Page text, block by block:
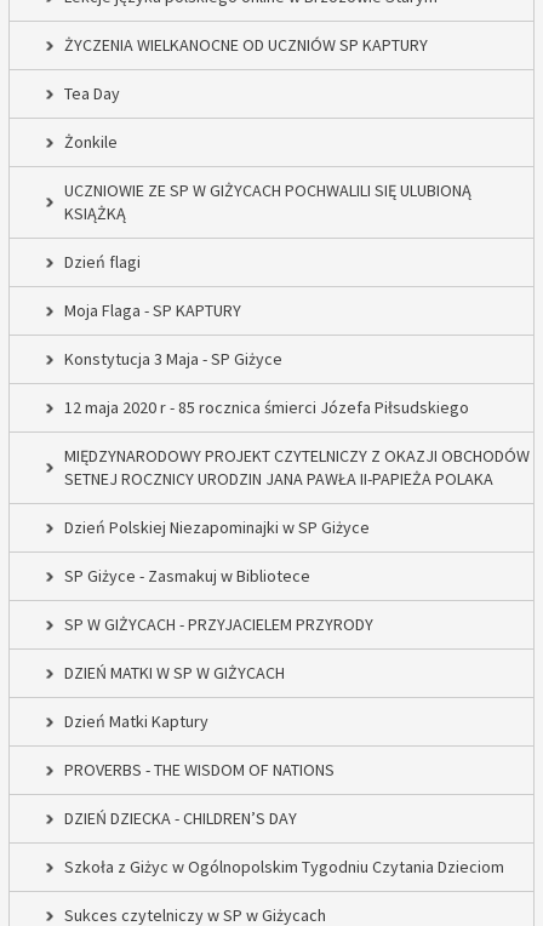
ŻYCZENIA WIELKANOCNE OD UCZNIÓW SP KAPTURY
Tea Day
Żonkile
UCZNIOWIE ZE SP W GIŻYCACH POCHWALILI SIĘ ULUBIONĄ
KSIĄŻKĄ
Dzień flagi
Moja Flaga - SP KAPTURY
Konstytucja 3 Maja - SP Giżyce
12 maja 2020 r - 85 rocznica śmierci Józefa Piłsudskiego
MIĘDZYNARODOWY PROJEKT CZYTELNICZY Z OKAZJI OBCHODÓW
SETNEJ ROCZNICY URODZIN JANA PAWŁA II-PAPIEŻA POLAKA
Dzień Polskiej Niezapominajki w SP Giżyce
SP Giżyce - Zasmakuj w Bibliotece
SP W GIŻYCACH - PRZYJACIELEM PRZYRODY
DZIEŃ MATKI W SP W GIŻYCACH
Dzień Matki Kaptury
PROVERBS - THE WISDOM OF NATIONS
DZIEŃ DZIECKA - CHILDREN’S DAY
Szkoła z Giżyc w Ogólnopolskim Tygodniu Czytania Dzieciom
Sukces czytelniczy w SP w Giżycach